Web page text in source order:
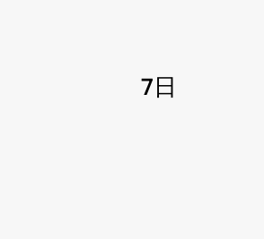
7日